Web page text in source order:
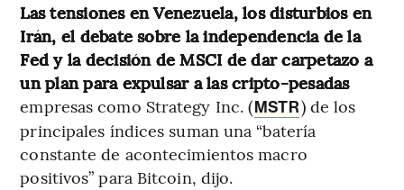
Las tensiones en Venezuela, los disturbios en
Irán, el debate sobre la independencia de la
Fed y la decisión de MSCI de dar carpetazo a
un plan para expulsar a las cripto-pesadas
empresas como Strategy Inc. (MSTR) de los
principales índices suman una “batería
constante de acontecimientos macro
positivos” para Bitcoin, dijo.